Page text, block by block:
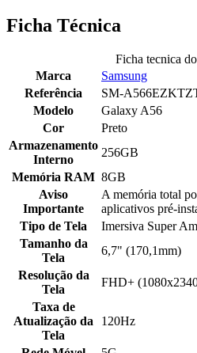
Ficha Técnica
Ficha tecnica
Marca
Samsung
Referência
SM-
Modelo
Galaxy A56
Cor
Preto
Armazenamento
Interno
256GB
Memória RAM 8GB
Aviso
Importante
A memória total
aplicativos pré-
Tipo de Tela
Imersiva Super
Tamanho da
Tela
6,7" (170,1mm)
Resolução da
Tela
FHD+
Taxa de
Atualização da
Tela
120Hz